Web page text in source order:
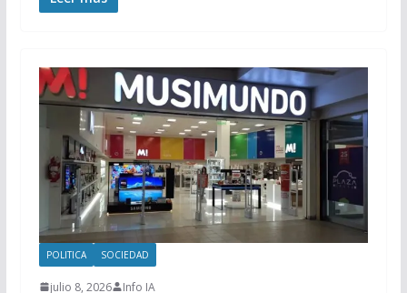
POLITICA SOCIEDAD
julio 8, 2026 Info IA